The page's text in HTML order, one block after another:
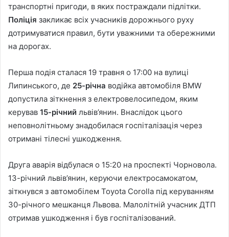
транспортні пригоди, в яких постраждали підлітки.
Поліція закликає всіх учасників дорожнього руху
дотримуватися правил, бути уважними та обережними
на дорогах.
Перша подія сталася 19 травня о 17:00 на вулиці
Липинського, де 25-річна водійка автомобіля BMW
допустила зіткнення з електровелосипедом, яким
керував 15-річний львів’янин. Внаслідок цього
неповнолітньому знадобилася госпіталізація через
отримані тілесні ушкодження.
Друга аварія відбулася о 15:20 на проспекті Чорновола.
13-річний львів’янин, керуючи електросамокатом,
зіткнувся з автомобілем Toyota Corolla під керуванням
30-річного мешканця Львова. Малолітній учасник ДТП
отримав ушкодження і був госпіталізований.